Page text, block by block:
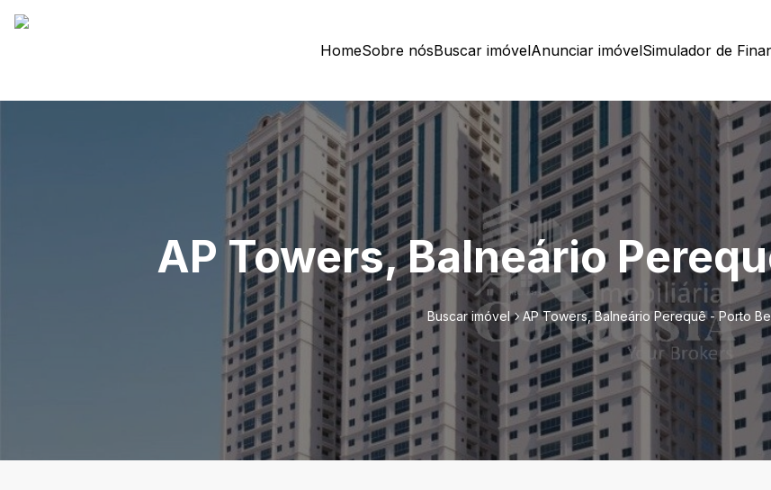
HomeSobre nósBuscar imóvelAnunciar imóvelSimulador de
AP Towers, Balneário
Buscar imóvel AP Towers, Balneário Perequê - Porto